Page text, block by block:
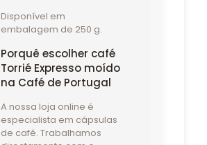
Disponível em
embalagem de 250 g.
Porquê escolher café
Torrié Expresso moído
na Café de Portugal
A nossa loja online é
especialista em cápsulas
de café. Trabalhamos